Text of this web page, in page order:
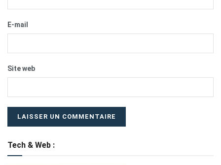
E-mail
Site web
Tech & Web :